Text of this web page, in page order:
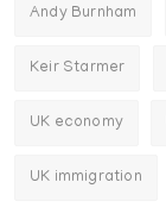
Andy Burnham
Keir Starmer
UK economy
UK immigration